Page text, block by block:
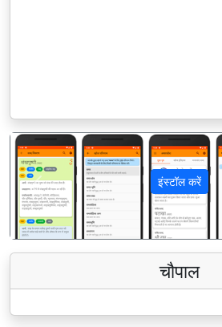
इंस्टॉल करें
पिछला
चौपाल